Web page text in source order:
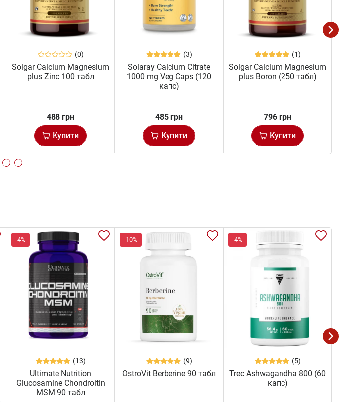
(0)
Solgar Calcium Magnesium
plus Zinc 100 табл
488 грн
Купити
(3)
Solaray Calcium Citrate
1000 mg Veg Caps (120
капс)
485 грн
Купити
(1)
Solgar Calcium Magnesium
plus Boron (250 табл)
796 грн
Купити
-4%
(13)
Ultimate Nutrition
Glucosamine Chondroitin
MSM 90 табл
-10%
(9)
OstroVit Berberine 90 табл
-4%
(5)
Trec Ashwagandha 800 (60
капс)